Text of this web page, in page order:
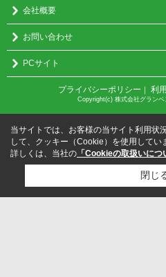
会社概要
お問い合わせ
PCサイト
プライバシーポリシー 利
Copyright(c) 株式会社グラン
当サイトでは、お客様の当サイト利用状
して、クッキー（Cookie）を使用してい
詳しくは、当社の 「Cookieの取扱いにつ
閉じ